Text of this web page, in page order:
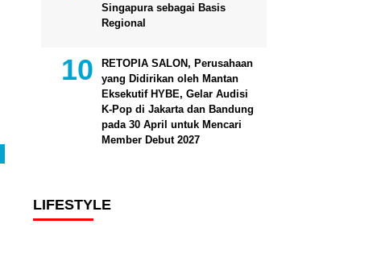
Singapura sebagai Basis
Regional
RETOPIA SALON, Perusahaan
yang Didirikan oleh Mantan
Eksekutif HYBE, Gelar Audisi
K-Pop di Jakarta dan Bandung
pada 30 April untuk Mencari
Member Debut 2027
LIFESTYLE